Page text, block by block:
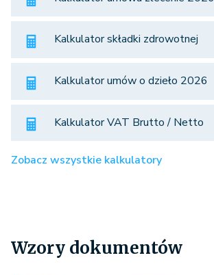
Kalkulator składki zdrowotnej
Kalkulator umów o dzieło 2026
Kalkulator VAT Brutto / Netto
Zobacz wszystkie kalkulatory
Wzory dokumentów